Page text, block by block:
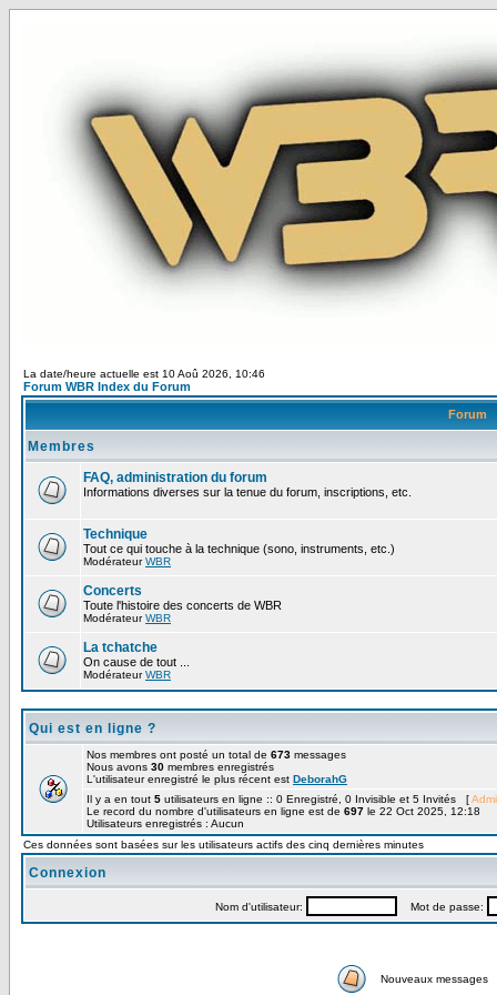
La date/heure actuelle est 10 Aoû 2026, 10:46
Forum WBR Index du Forum
Forum
Membres
FAQ, administration du forum
Informations diverses sur la tenue du forum, inscriptions, etc.
Technique
Tout ce qui touche à la technique (sono, instruments, etc.)
ModérateurWBR
Concerts
Toute l'histoire des concerts de WBR
ModérateurWBR
La tchatche
On cause de tout ...
ModérateurWBR
Qui est en ligne ?
Nos membres ont posté un total de 673 messages
Nous avons 30 membres enregistrés
L'utilisateur enregistré le plus récent est DeborahG
Il y a en tout 5 utilisateurs en ligne :: 0 Enregistré, 0 Invisible et 5 Invités [
Le record du nombre d'utilisateurs en ligne est de 697 le 22 Oct 2025, 12:18
Utilisateurs enregistrés : Aucun
Ces données sont basées sur les utilisateurs actifs des cinq dernières minutes
Connexion
Nom d'utilisateur: Mot de passe:
Nouveaux messages